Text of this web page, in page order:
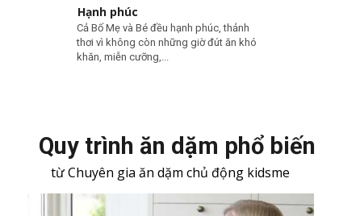
Hạnh phúc
Cả Bố Mẹ và Bé đều hạnh phúc, thảnh
thơi vì không còn những giờ đút ăn khó
khăn, miễn cưỡng,...
từ Chuyên gia ăn dặm chủ động kidsme
Quy trình ăn dặm phổ biến